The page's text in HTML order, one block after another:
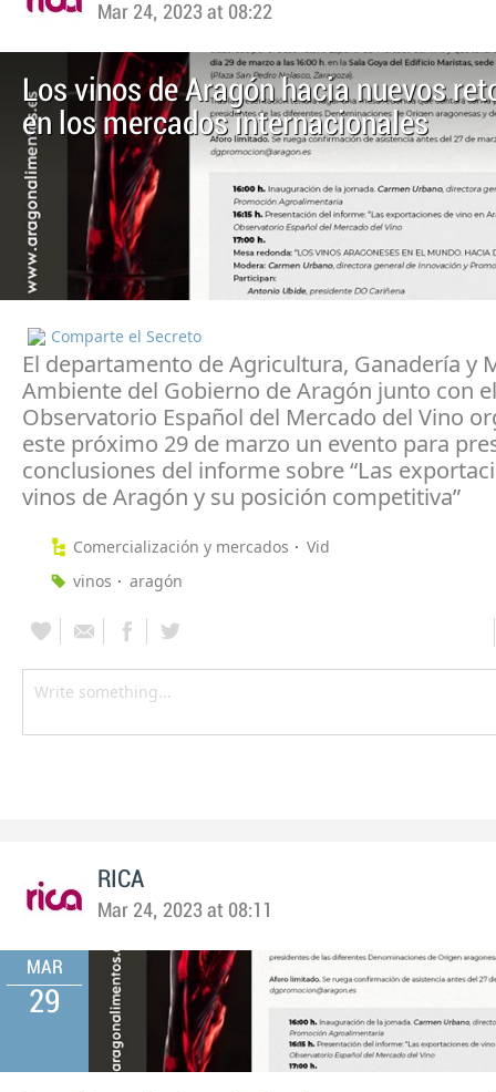
Mar 24, 2023 at 08:22
Los vinos de Aragón hacia nuevos
en los mercados internacionales
Comparte el Secreto
El departamento de Agricultura, Ganadería y
Ambiente del Gobierno de Aragón junto con el
Observatorio Español del Mercado del Vino
este próximo 29 de marzo un evento para
conclusiones del informe sobre “Las
vinos de Aragón y su posición competitiva”
Comercialización y mercados
Vid
vinos
aragón
RICA
Mar 24, 2023 at 08:11
MAR
29